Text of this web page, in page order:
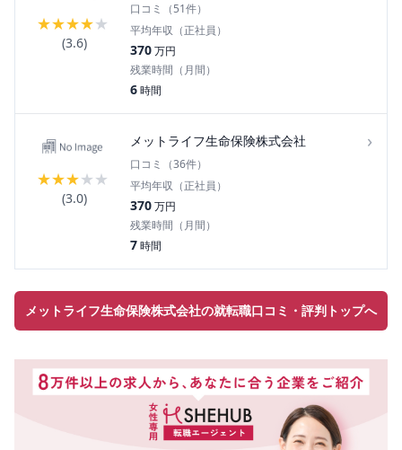
★★★★★
(3.6)
口コミ（51件）
平均年収（正社員）
370万円
残業時間（月間）
6時間
★★★★★
(3.0)
メットライフ生命保険株式会社 ›
口コミ（36件）
平均年収（正社員）
370万円
残業時間（月間）
7時間
メットライフ生命保険株式会社の就転職口コミ・評判トップへ